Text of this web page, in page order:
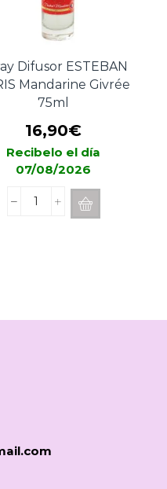
Difusor ESTEBAN
Mandarine Givrée
75ml
16,90€
Recibelo el día
07/08/2026
Spray
cantidad